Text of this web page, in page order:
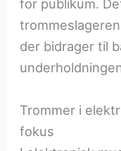
for publikum.
der bidrager til
Trommer i
fokus